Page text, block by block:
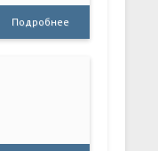
Подробнее